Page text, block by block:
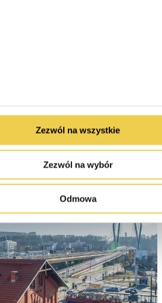
Zezwól na wszystkie
Zezwól na wybór
Odmowa